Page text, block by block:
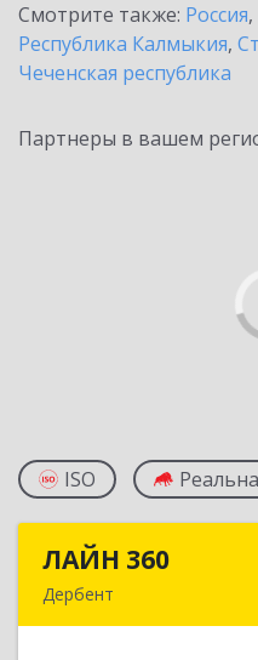
Смотрите также: Россия,
Республика Калмыкия,
Чеченская республика
Партнеры в вашем
ISO
ЛАЙН 360
Дербент